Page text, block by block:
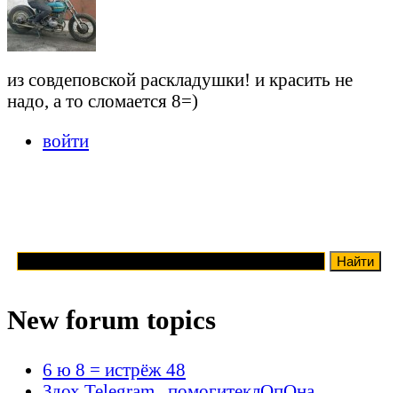
из совдеповской раскладушки! и красить не
надо, а то сломается 8=)
войти
New forum topics
6 ю 8 = истрёж 48